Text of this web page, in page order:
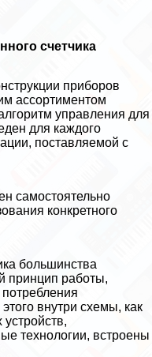
счетчика
приборов
ассортиментом
управления для
для каждого
поставляемой с
самостоятельно
конкретного
большинства
принцип работы,
внутри схемы, как
технологии, встроены